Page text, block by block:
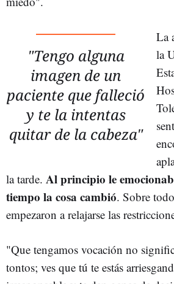
"Tengo alguna
imagen de un
paciente que falleció
y te la intentas
quitar de la cabeza"
La
la
la tarde. Al principio le
tiempo la cosa cambió. Sobre
empezaron a relajarse las
"Que tengamos vocación no
tontos; ves que tú te estás